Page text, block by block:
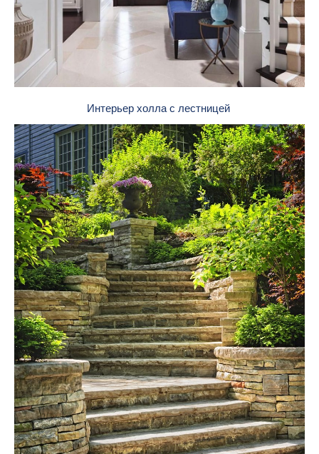
Интерьер холла с лестницей